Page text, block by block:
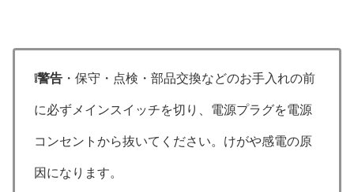
❕警告 ・保守・点検・部品交換などのお手入れの前
に必ずメインスイッチを切り、電源プラグを電源
コンセントから抜いてください。けがや感電の原
因になります。